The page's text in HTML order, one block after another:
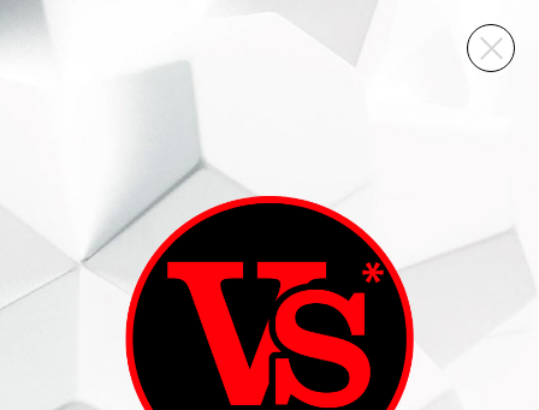
ВИННЫЙ СКЛАД